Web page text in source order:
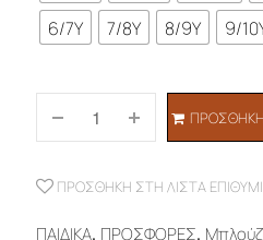
6/7Y
7/8Y 8/9Y 9/
ΠΡΟΣΘΉΚΗ ΣΤΗ ΛΊΣΤΑ
ΠΑΙΔΙΚΑ, ΠΡΟΣΦΟΡΕΣ,